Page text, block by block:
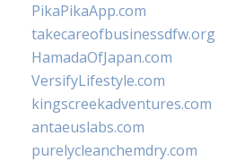
PikaPikaApp.com
takecareofbusinessdfw.org
HamadaOfJapan.com
VersifyLifestyle.com
kingscreekadventures.com
antaeuslabs.com
purelycleanchemdry.com